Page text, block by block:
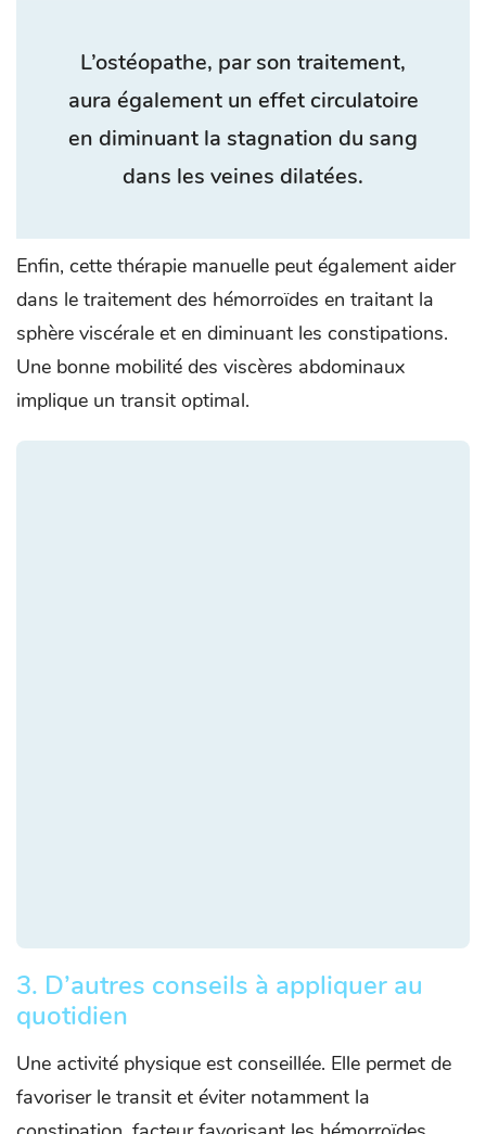
L’ostéopathe, par son traitement,
aura également un effet circulatoire
en diminuant la stagnation du sang
dans les veines dilatées.
Enfin, cette thérapie manuelle peut également aider
dans le traitement des hémorroïdes en traitant la
sphère viscérale et en diminuant les constipations.
Une bonne mobilité des viscères abdominaux
implique un transit optimal.
3. D’autres conseils à appliquer au
quotidien
Une activité physique est conseillée. Elle permet de
favoriser le transit et éviter notamment la